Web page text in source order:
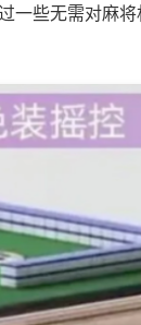
一些无需对麻